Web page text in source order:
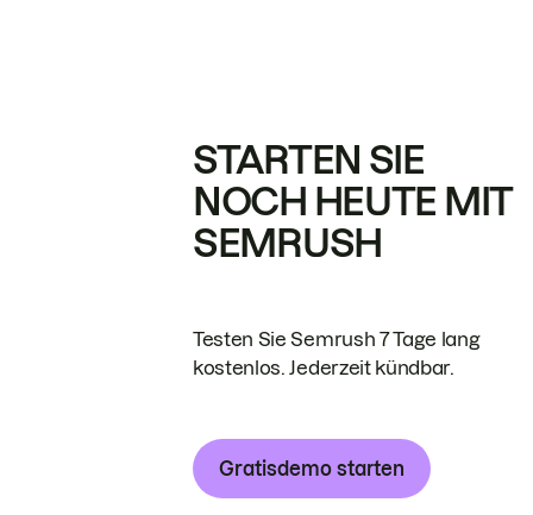
STARTEN SIE
NOCH HEUTE MIT
SEMRUSH
Testen Sie Semrush 7 Tage lang
kostenlos. Jederzeit kündbar.
Gratisdemo starten